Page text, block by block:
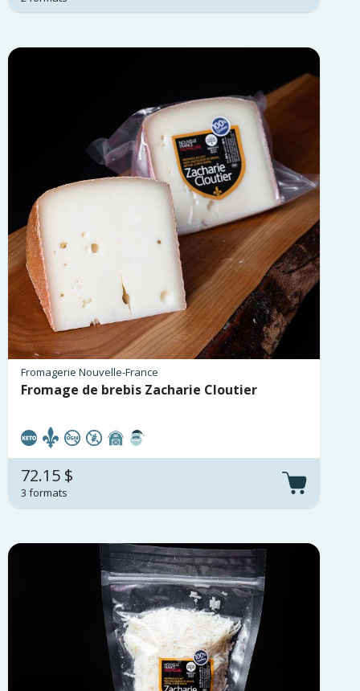
Fromagerie Nouvelle-France
Fromage de brebis Zacharie Cloutier
72.15 $
3 formats